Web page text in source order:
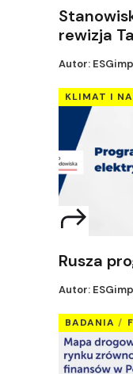
rewizja
Autor:
KLIMAT I
Rusza
Autor:
BADANIA